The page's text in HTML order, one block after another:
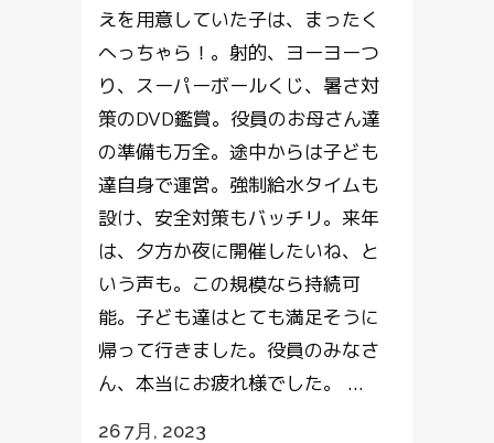
えを用意していた子は、まったく
へっちゃら！。射的、ヨーヨーつ
り、スーパーボールくじ、暑さ対
策のDVD鑑賞。役員のお母さん達
の準備も万全。途中からは子ども
達自身で運営。強制給水タイムも
設け、安全対策もバッチリ。来年
は、夕方か夜に開催したいね、と
いう声も。この規模なら持続可
能。子ども達はとても満足そうに
帰って行きました。役員のみなさ
ん、本当にお疲れ様でした。 ...
26 7月, 2023